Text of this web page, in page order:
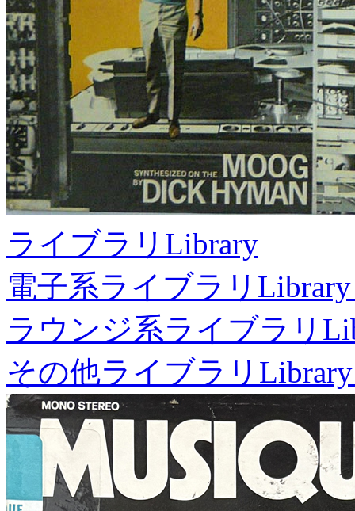
ライブラリ Library
電子系ライブラリ
ラウンジ系ライブラリ
その他ライブラリ